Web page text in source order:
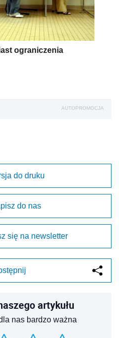
ograniczenia
AUTOPROMOCJA
do druku
do nas
się na newsletter
artykułu
nas bardzo ważna